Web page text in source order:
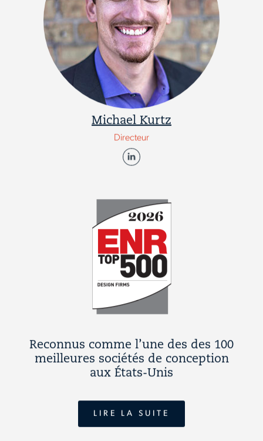
Michael Kurtz
Directeur
Reconnus comme l’une des des 100
meilleures sociétés de conception
aux États-Unis
LIRE LA SUITE